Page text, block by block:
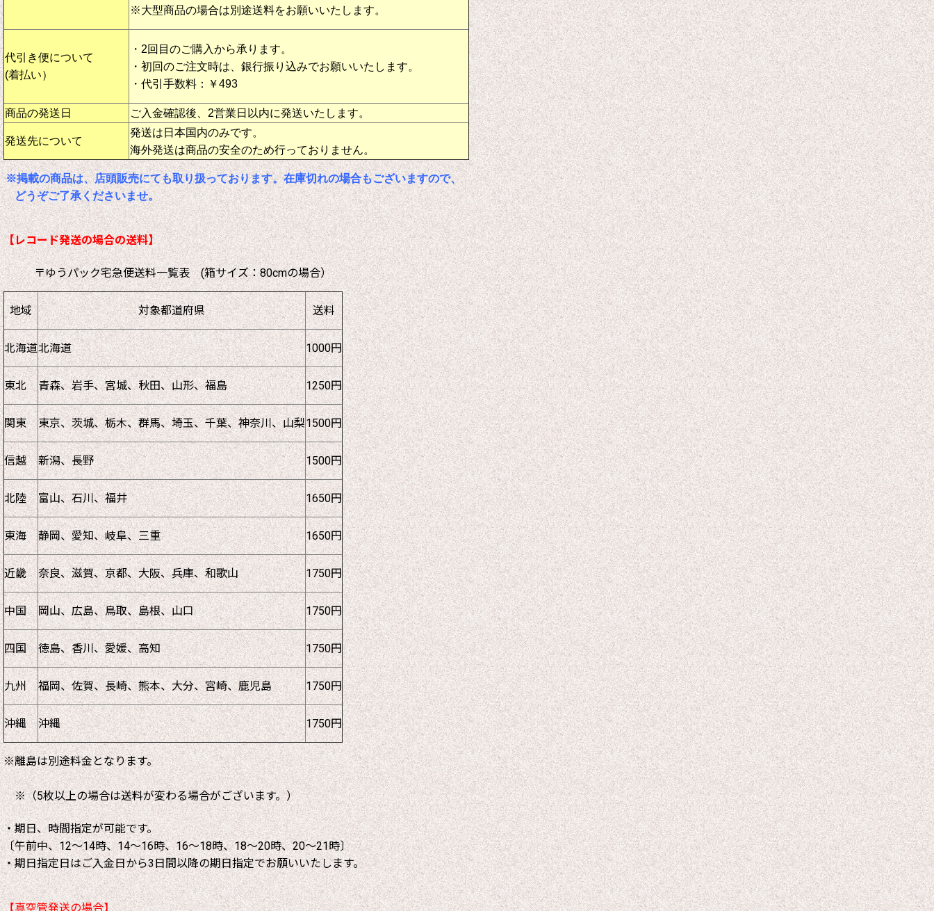
※大型商品の場合は別途送料をお願いいたします。
代引き便について
(着払い）
・2回目のご購入から承ります。
・初回のご注文時は、銀行振り込みでお願いいたします。
・代引手数料：￥493
商品の発送日 ご入金確認後、2営業日以内に発送いたします。
発送先について
発送は日本国内のみです。
海外発送は商品の安全のため行っておりません。
※掲載の商品は、店頭販売にても取り扱っております。在庫切れの場合もございますので、
どうぞご了承くださいませ。
【レコード発送の場合の送料】
〒ゆうパック宅急便送料一覧表 (箱サイズ：80cmの場合）
地域 対象都道府県 送料
北海道北海道 1000円
東北 青森、岩手、宮城、秋田、山形、福島 1250円
関東 東京、茨城、栃木、群馬、埼玉、千葉、神奈川、山梨1500円
信越 新潟、長野 1500円
北陸 富山、石川、福井 1650円
東海 静岡、愛知、岐阜、三重 1650円
近畿 奈良、滋賀、京都、大阪、兵庫、和歌山 1750円
中国 岡山、広島、鳥取、島根、山口 1750円
四国 徳島、香川、愛媛、高知 1750円
九州 福岡、佐賀、長崎、熊本、大分、宮崎、鹿児島 1750円
沖縄 沖縄 1750円
※離島は別途料金となります。
※（5枚以上の場合は送料が変わる場合がございます。）
・期日、時間指定が可能です。
〔午前中、12～14時、14～16時、16～18時、18～20時、20～21時〕
・期日指定日はご入金日から3日間以降の期日指定でお願いいたします。
【真空管発送の場合】